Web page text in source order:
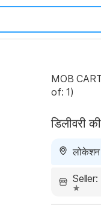
MOB
of: 1)
डिलीवरी
लोकेशन
Seller: